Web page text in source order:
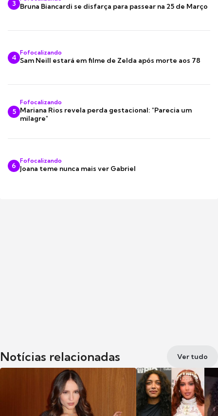
3 Bruna Biancardi se disfarça para passear na 25 de Março
4
Fofocalizando
Sam Neill estará em filme de Zelda após morte aos 78
5
Fofocalizando
Mariana Rios revela perda gestacional: "Parecia um
milagre"
6
Fofocalizando
Joana teme nunca mais ver Gabriel
Notícias relacionadas Ver tudo